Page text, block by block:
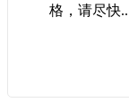
格，请尽快